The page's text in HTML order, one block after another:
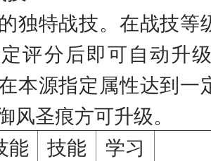
独特战技。在战技等
评分后即可自动升
本源指定属性达到一
风圣痕方可升级。
能
技能
学习